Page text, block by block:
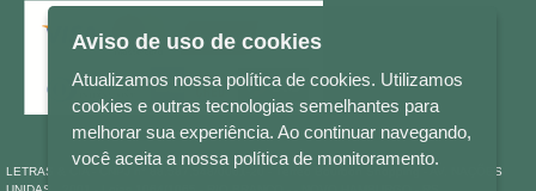
LETRAS & CIA - CNPJ n° 88.587.548/0001-20 - Térreo Bourbon Shopping - AV. NAÇÕES
Aviso de uso de cookies
Atualizamos nossa política de cookies. Utilizamos
cookies e outras tecnologias semelhantes para
melhorar sua experiência. Ao continuar navegando,
você aceita a nossa política de monitoramento.